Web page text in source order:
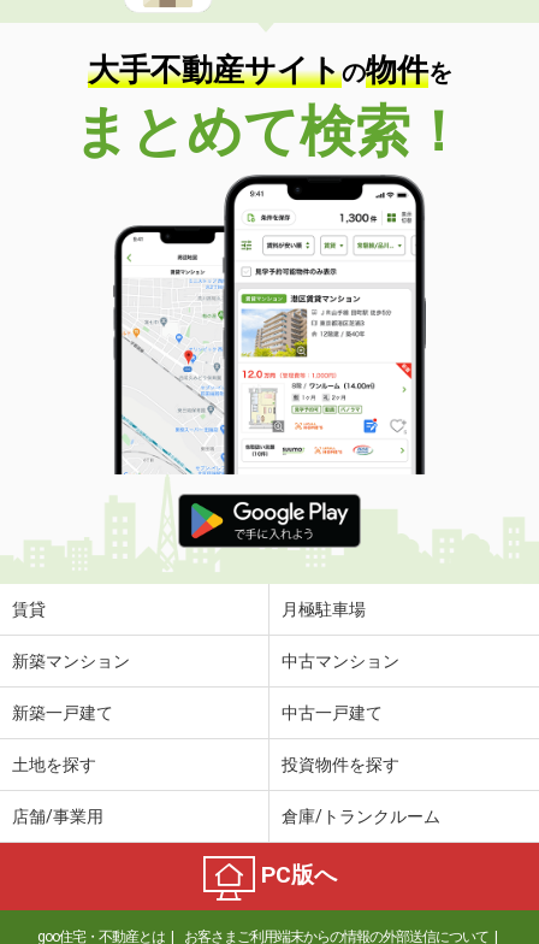
大手不動産サイトの物件を
まとめて検索！
賃貸 月極駐車場
新築マンション 中古マンション
新築一戸建て 中古一戸建て
土地を探す 投資物件を探す
店舗/事業用 倉庫/トランクルーム
PC版へ
goo住宅・不動産とは お客さまご利用端末からの情報の外部送信について